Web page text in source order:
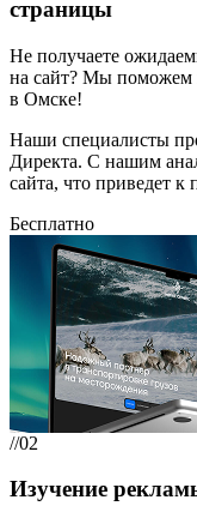
страницы
Не получаете
на сайт? Мы поможем
в Омске!
Наши специалисты
Директа. С нашим
сайта, что приведет
Бесплатно
//02
Изучение